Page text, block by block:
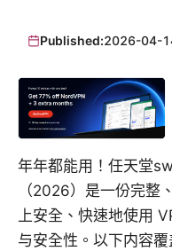
Published:2026-04-
年年都能用！任天堂
（2026）是一份完整
上安全、快速地使用
与安全性。以下内容